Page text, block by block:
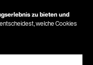
zu bieten und
entscheidest, welche Cookies